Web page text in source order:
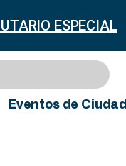
ESPECIAL
Eventos de Ciudad